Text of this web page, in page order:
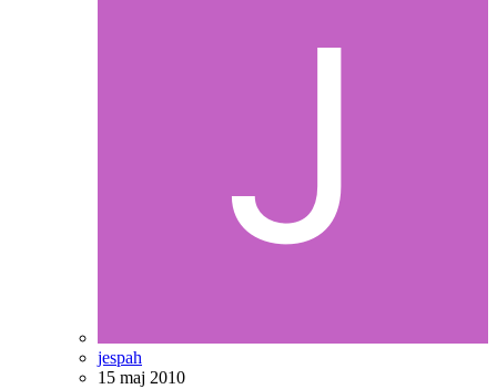
jespah
15 maj 2010